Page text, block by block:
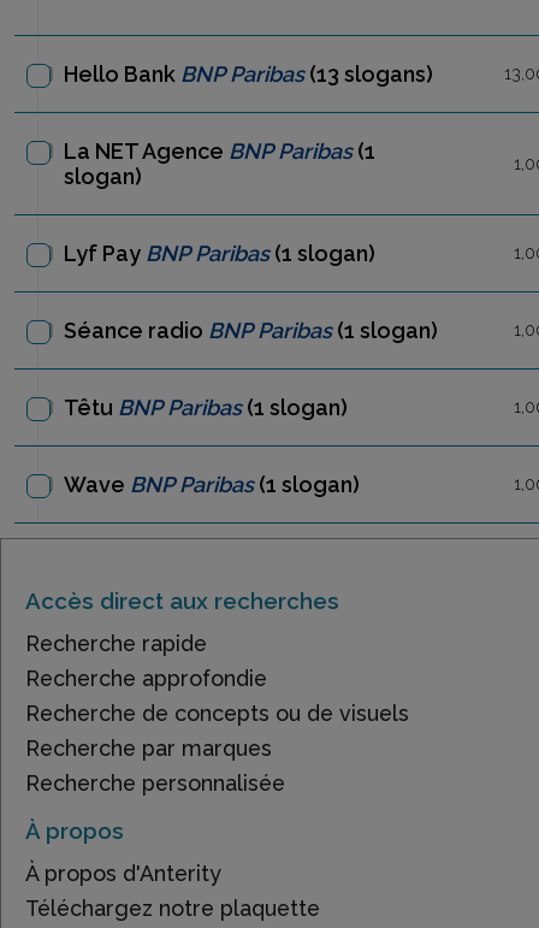
Hello Bank BNP Paribas(13 slogans)
La NET Agence BNP Paribas(1
slogan)
Lyf Pay BNP Paribas(1 slogan)
Séance radio BNP Paribas(1 slogan)
Têtu BNP Paribas(1 slogan)
Wave BNP Paribas(1 slogan)
Accès direct aux recherches
Recherche rapide
Recherche approfondie
Recherche de concepts ou de visuels
Recherche par marques
Recherche personnalisée
À propos
À propos d'Anterity
Téléchargez notre plaquette